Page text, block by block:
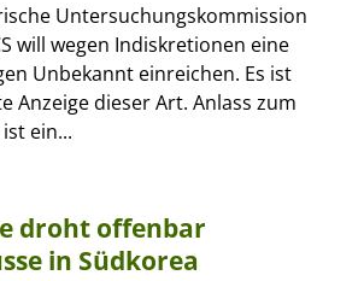
Untersuchungskommission
will wegen Indiskretionen eine
Unbekannt einreichen. Es ist
Anzeige dieser Art. Anlass zum
ein...
droht offenbar
in Südkorea